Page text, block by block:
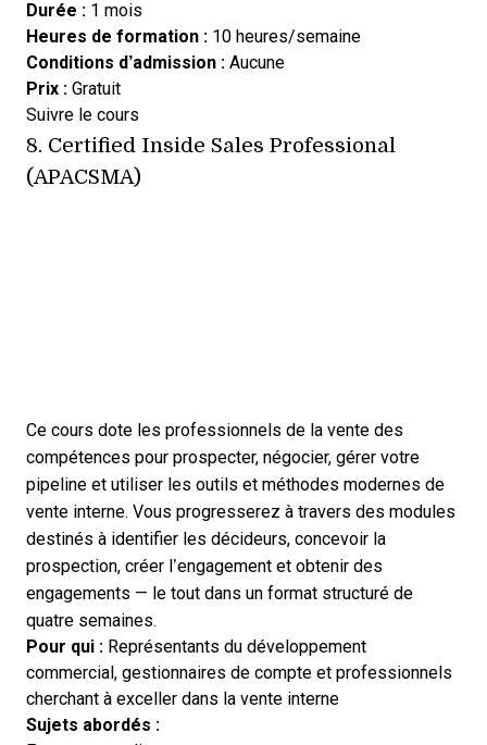
Durée : 1 mois
Heures de formation : 10 heures/semaine
Conditions d’admission : Aucune
Prix : Gratuit
Suivre le cours
8. Certified Inside Sales Professional
(APACSMA)
Ce cours dote les professionnels de la vente des
compétences pour prospecter, négocier, gérer votre
pipeline et utiliser les outils et méthodes modernes de
vente interne. Vous progresserez à travers des modules
destinés à identifier les décideurs, concevoir la
prospection, créer l’engagement et obtenir des
engagements — le tout dans un format structuré de
quatre semaines.
Pour qui : Représentants du développement
commercial, gestionnaires de compte et professionnels
cherchant à exceller dans la vente interne
Sujets abordés :